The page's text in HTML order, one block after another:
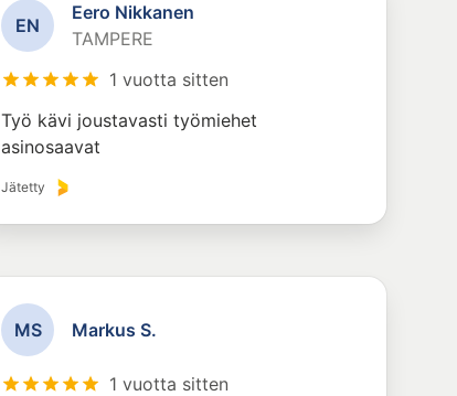
EN
Eero Nikkanen
TAMPERE
1 vuotta sitten
Työ kävi joustavasti työmiehet
asinosaavat
Jätetty
MS Markus S.
1 vuotta sitten